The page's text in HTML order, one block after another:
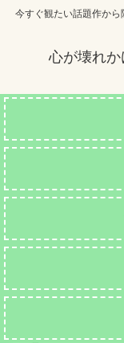
今すぐ観たい話題作か
心が壊れ